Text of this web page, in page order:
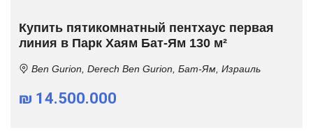
Купить пятикомнатный пентхаус первая
линия в Парк Хаям Бат-Ям 130 м²
Ben Gurion, Derech Ben Gurion, Бат-Ям, Израиль
₪ 14.500.000